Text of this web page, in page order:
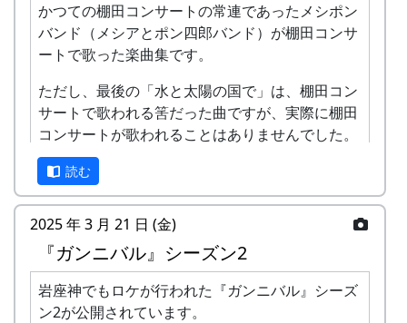
かつての棚田コンサートの常連であったメシポン
バンド（メシアとポン四郎バンド）が棚田コンサ
ートで歌った楽曲集です。
ただし、最後の「水と太陽の国で」は、棚田コン
サートで歌われる筈だった曲ですが、実際に棚田
コンサートが歌われることはありませんでした。
棚田のうた ～ふるさと加美の里へ～
読む
2025 年 3 月 21 日 (金)
『ガンニバル』シーズン2
岩座神でもロケが行われた『ガンニバル』シーズ
ン2が公開されています。